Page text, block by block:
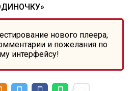
нового плеера,
и пожелания по
интерфейсу!